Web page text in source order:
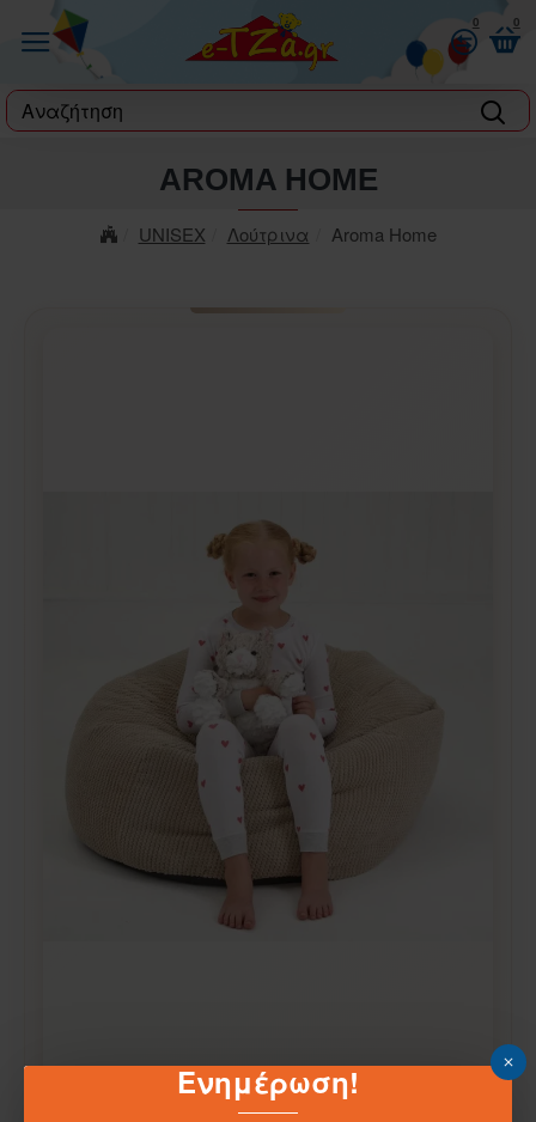
Ενημέρωση!
0 0
label
UNISEX Λούτρινα Aroma Home
AROMA HOME